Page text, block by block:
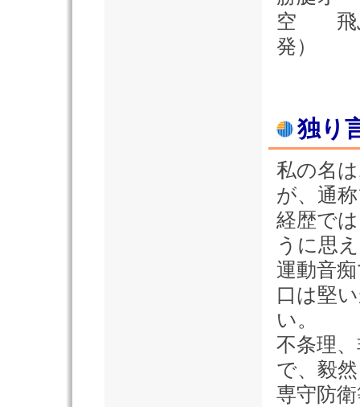
空 飛ぶ
発）
独り
私の名
が、通
経歴で
うに思
運動音
口は堅
い。
不条理
で、毅
専守防